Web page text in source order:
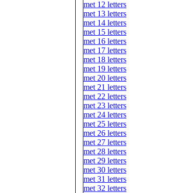
met 12 letters
met 13 letters
met 14 letters
met 15 letters
met 16 letters
met 17 letters
met 18 letters
met 19 letters
met 20 letters
met 21 letters
met 22 letters
met 23 letters
met 24 letters
met 25 letters
met 26 letters
met 27 letters
met 28 letters
met 29 letters
met 30 letters
met 31 letters
met 32 letters